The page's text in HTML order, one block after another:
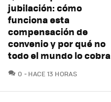
jubilación: cómo
funciona esta
compensación de
convenio y por qué no
todo el mundo lo cobra
0 COMENTARIOS
HACE 13 HORAS